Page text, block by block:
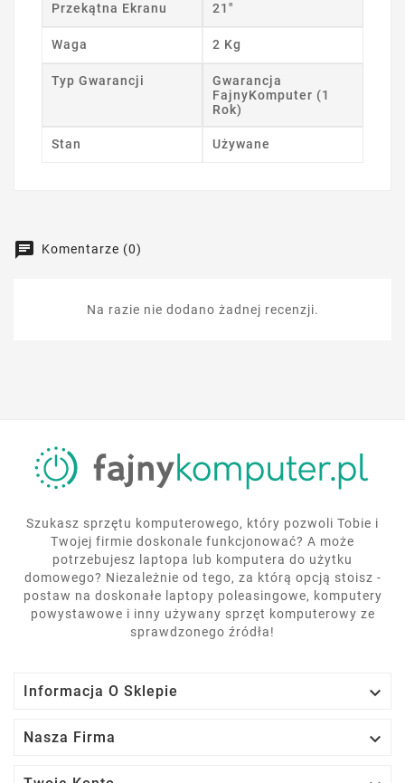
Przekątna Ekranu 21"
Waga 2 Kg
Typ Gwarancji
Gwarancja
FajnyKomputer (1
Rok)
Stan Używane
Komentarze (0)
Na razie nie dodano żadnej recenzji.
Szukasz sprzętu komputerowego, który pozwoli Tobie i
Twojej firmie doskonale funkcjonować? A może
potrzebujesz laptopa lub komputera do użytku
domowego? Niezależnie od tego, za którą opcją stoisz -
postaw na doskonałe laptopy poleasingowe, komputery
powystawowe i inny używany sprzęt komputerowy ze
sprawdzonego źródła!
Informacja O Sklepie 
Nasza Firma 